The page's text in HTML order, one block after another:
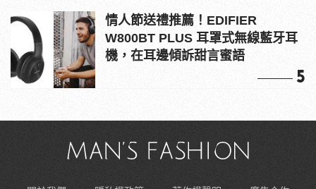
情人節送禮推薦！EDIFIER
W800BT PLUS 耳罩式無線藍牙耳
機，在耳邊傾訴甜言蜜語
5